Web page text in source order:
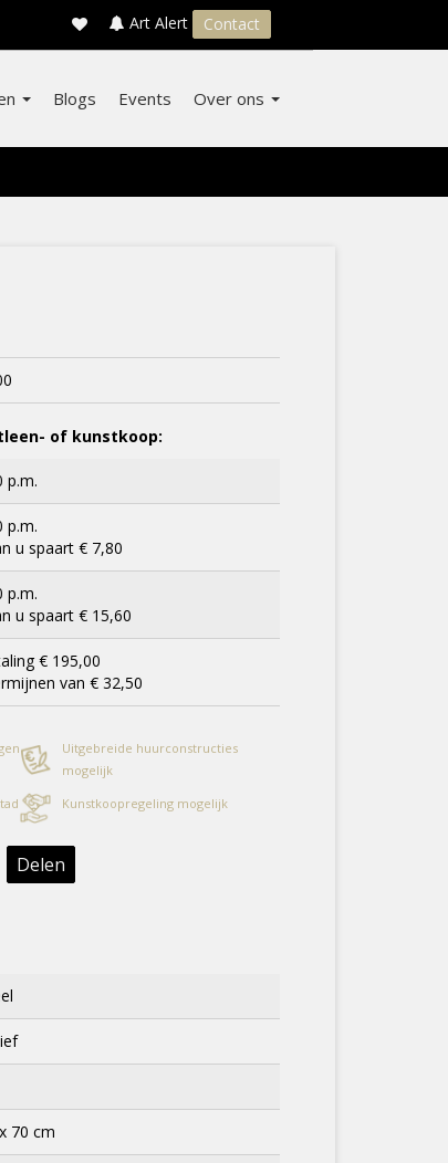
Art Alert Contact
Blogs Events Over ons
of kunstkoop:
p.m.
p.m.
u spaart € 7,80
p.m.
u spaart € 15,60
€ 195,00
van € 32,50
Uitgebreide huurconstructies
mogelijk
Kunstkoopregeling mogelijk
Delen
70 cm